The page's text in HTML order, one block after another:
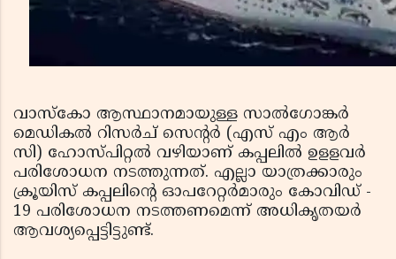
വാസ്‌കോ ആസ്ഥാനമായുള്ള സാല്‍ഗോങ്കര്‍
മെഡികല്‍ റിസര്‍ച് സെന്റര്‍ (എസ് എം ആര്‍
സി) ഹോസ്പിറ്റല്‍ വഴിയാണ് കപ്പലില്‍ ഉളളവര്‍
പരിശോധന നടത്തുന്നത്. എല്ലാ യാത്രക്കാരും
ക്രൂയിസ് കപ്പലിന്റെ ഓപറേറ്റര്‍മാരും കോവിഡ് -
19 പരിശോധന നടത്തണമെന്ന് അധികൃതയര്‍
ആവശ്യപ്പെട്ടിട്ടുണ്ട്.